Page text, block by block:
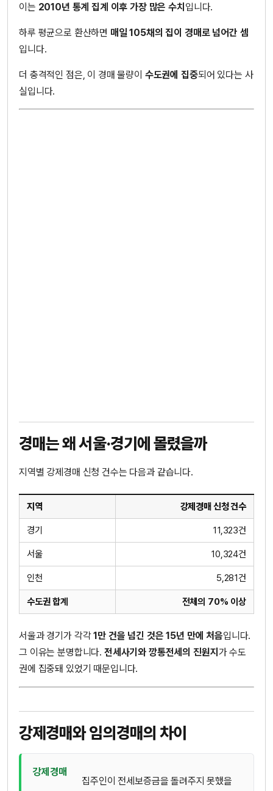
이는 2010년 통계 집계 이후 가장 많은 수치 입니다.
하루 평균으로 환산하면 매일 105채의 집이 경매로 넘어간 셈
입니다.
더 충격적인 점은, 이 경매 물량이 수도권에 집중되어 있다는 사
실입니다.
경매는 왜 서울·경기에 몰렸을까
지역별 강제경매 신청 건수는 다음과 같습니다.
지역 강제경매 신청 건수
경기 11,323건
서울 10,324건
인천 5,281건
수도권 합계 전체의 70% 이상
서울과 경기가 각각1만 건을 넘긴 것은 15년 만에 처음입니다.
그 이유는 분명합니다. 전세사기와 깡통전세의 진원지 가 수도
권에 집중돼 있었기 때문입니다.
강제경매와 임의경매의 차이
강제경매
집주인이 전세보증금을 돌려주지 못했을